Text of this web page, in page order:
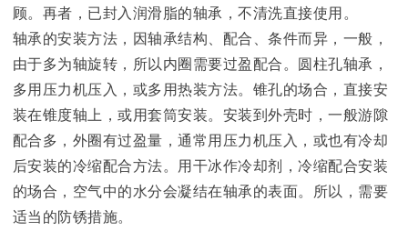
顾。再者，已封入润滑脂的轴承，不清洗直接使用。
轴承的安装方法，因轴承结构、配合、条件而异，一般，
由于多为轴旋转，所以内圈需要过盈配合。圆柱孔轴承，
多用压力机压入，或多用热装方法。锥孔的场合，直接安
装在锥度轴上，或用套筒安装。安装到外壳时，一般游隙
配合多，外圈有过盈量，通常用压力机压入，或也有冷却
后安装的冷缩配合方法。用干冰作冷却剂，冷缩配合安装
的场合，空气中的水分会凝结在轴承的表面。所以，需要
适当的防锈措施。